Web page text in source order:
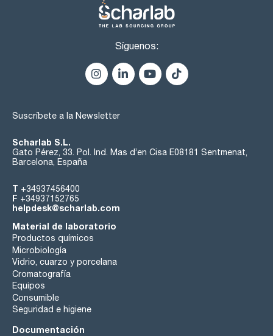
Síguenos:
Suscríbete a la Newsletter
Scharlab S.L.
Gato Pérez, 33. Pol. Ind. Mas d’en Cisa E08181 Sentmenat,
Barcelona, España
T +34937456400
F +34937152765
helpdesk@scharlab.com
Material de laboratorio
Productos químicos
Microbiología
Vidrio, cuarzo y porcelana
Cromatografía
Equipos
Consumible
Seguridad e higiene
Documentación